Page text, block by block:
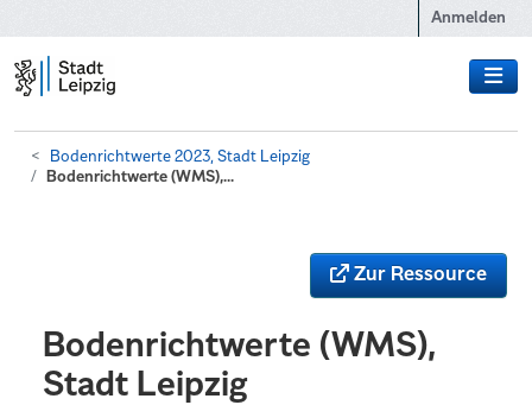
Anmelden
Bodenrichtwerte 2023, Stadt Leipzig
Bodenrichtwerte (WMS),...
Zur Ressource
Bodenrichtwerte (WMS),
Stadt Leipzig